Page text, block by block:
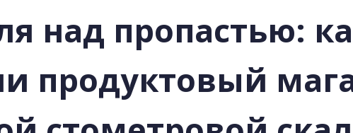
над пропастью:
продуктовый